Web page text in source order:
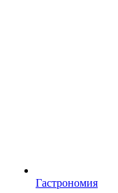
Гастрономия